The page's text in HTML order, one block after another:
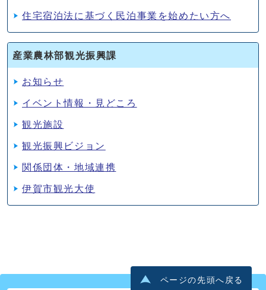
住宅宿泊法に基づく民泊事業を始めたい方へ
産業農林部観光振興課
お知らせ
イベント情報・見どころ
観光施設
観光振興ビジョン
関係団体・地域連携
伊賀市観光大使
ページの先頭へ戻る